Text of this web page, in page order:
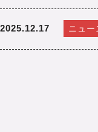
2025.12.17 ニュー